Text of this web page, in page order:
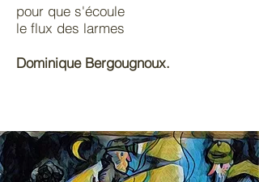
pour que s'écoule
le flux des larmes
Dominique Bergougnoux.